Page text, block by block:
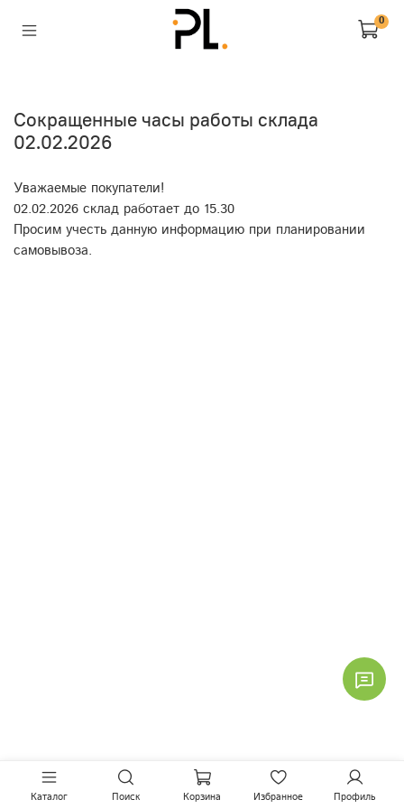
0
Сокращенные часы работы склада
02.02.2026
Уважаемые покупатели!
02.02.2026 склад работает до 15.30
Просим учесть данную информацию при планировании
самовывоза.
Каталог Поиск Корзина Избранное Профиль